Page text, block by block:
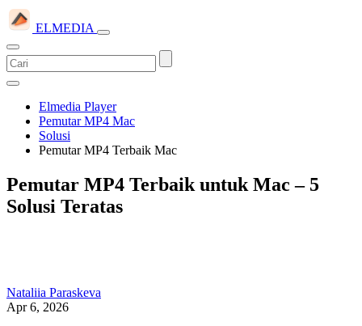
ELMEDIA
Elmedia Player
Pemutar MP4 Mac
Solusi
Pemutar MP4 Terbaik Mac
Pemutar MP4 Terbaik untuk Mac – 5
Solusi Teratas
Nataliia Paraskeva
Apr 6, 2026